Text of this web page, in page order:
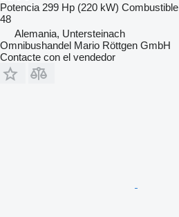
Potencia 299 Hp (220 kW) Combustible
48
Alemania, Untersteinach
Omnibushandel Mario Röttgen GmbH
Contacte con el vendedor